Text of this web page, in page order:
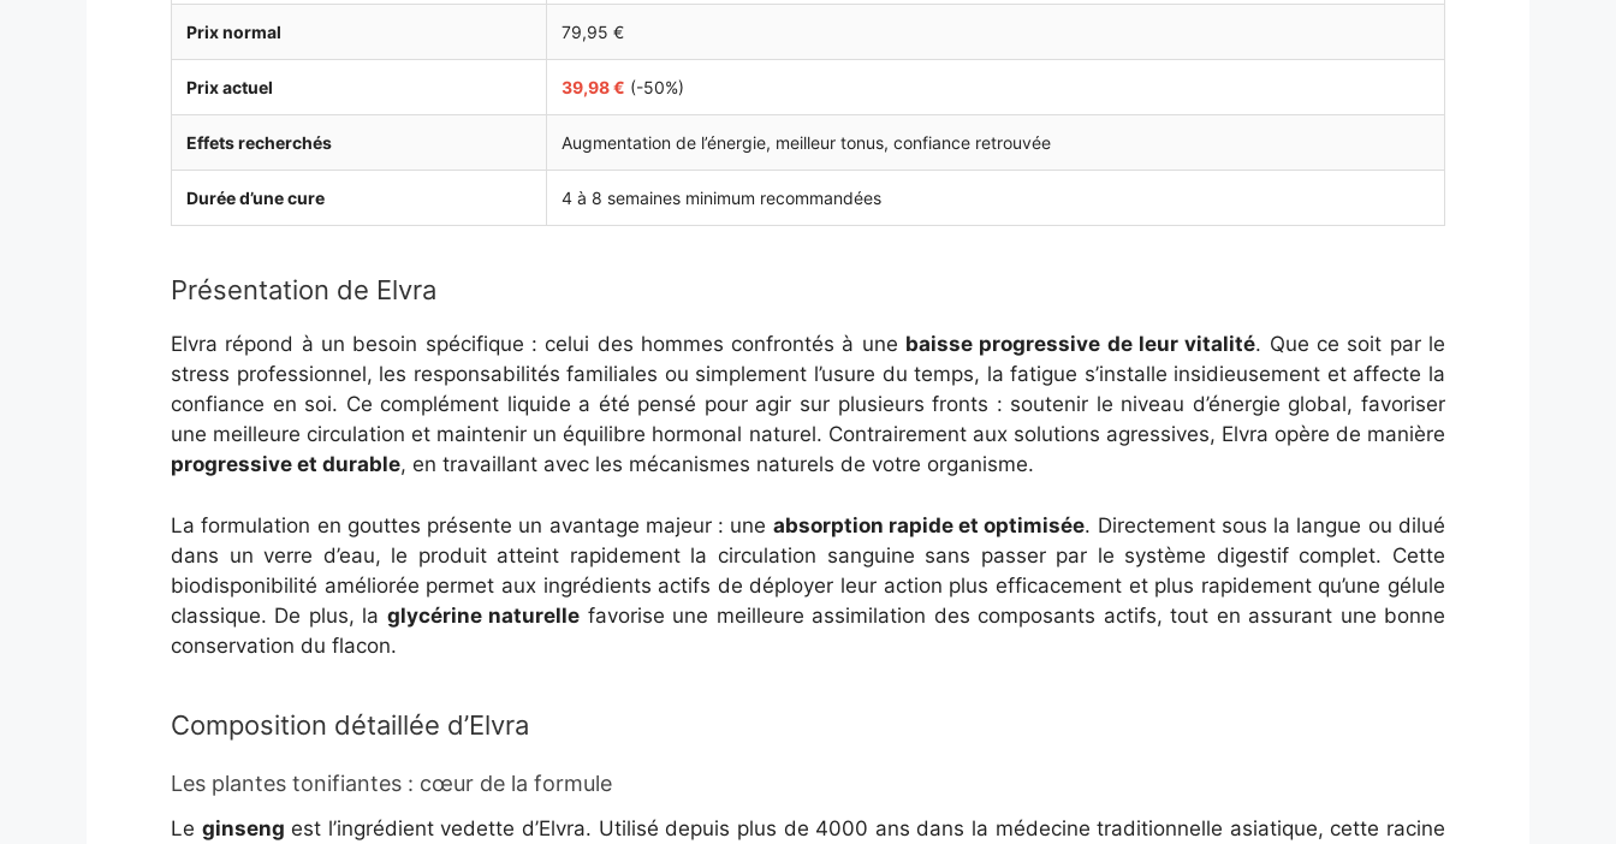
Prix normal 79,95 €
Prix actuel 39,98 € (-50%)
Effets recherchés Augmentation de l’énergie, meilleur tonus, confiance retrouvée
Durée d’une cure 4 à 8 semaines minimum recommandées
Présentation de Elvra
Elvra répond à un besoin spécifique : celui des hommes confrontés à une baisse progressive de leur vitalité. Que ce soit par le
stress professionnel, les responsabilités familiales ou simplement l’usure du temps, la fatigue s’installe insidieusement et affecte la
confiance en soi. Ce complément liquide a été pensé pour agir sur plusieurs fronts : soutenir le niveau d’énergie global, favoriser
une meilleure circulation et maintenir un équilibre hormonal naturel. Contrairement aux solutions agressives, Elvra opère de manière
progressive et durable, en travaillant avec les mécanismes naturels de votre organisme.
La formulation en gouttes présente un avantage majeur : une absorption rapide et optimisée. Directement sous la langue ou dilué
dans un verre d’eau, le produit atteint rapidement la circulation sanguine sans passer par le système digestif complet. Cette
biodisponibilité améliorée permet aux ingrédients actifs de déployer leur action plus efficacement et plus rapidement qu’une gélule
classique. De plus, la glycérine naturelle favorise une meilleure assimilation des composants actifs, tout en assurant une bonne
conservation du flacon.
Composition détaillée d’Elvra
Les plantes tonifiantes : cœur de la formule
Le ginseng est l’ingrédient vedette d’Elvra. Utilisé depuis plus de 4000 ans dans la médecine traditionnelle asiatique, cette racine